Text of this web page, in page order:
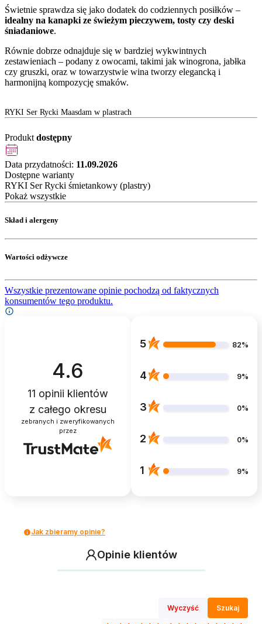
Świetnie sprawdza się jako dodatek do codziennych posiłków –
idealny na kanapki ze świeżym pieczywem, tosty czy deski
śniadaniowe.
Równie dobrze odnajduje się w bardziej wykwintnych
zestawieniach – podany z owocami, takimi jak winogrona, jabłka
czy gruszki, oraz w towarzystwie wina tworzy elegancką i
harmonijną kompozycję smaków.
RYKI Ser Rycki Maasdam w plastrach
Produkt dostępny
Data przydatności: 11.09.2026
Dostępne warianty
RYKI Ser Rycki śmietankowy (plastry)
Pokaż wszystkie
Skład i alergeny
Wartości odżywcze
Wszystkie prezentowane opinie pochodzą od faktycznych
konsumentów tego produktu.
4.6
11 opinii klientów
z całego okresu
zebranych i zweryfikowanych
przez
5 82%
4 9%
3 0%
2 0%
1 9%
Jak zbieramy opinie?
Opinie klientów
Wyczyść Szukaj